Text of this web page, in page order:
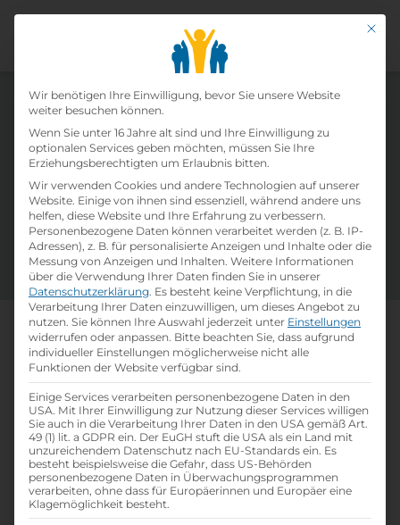
Offene Lehrstellen von Hotel Berghof
Täglich neue Lehrstelleninserate und eine
Vielzahl an verfügbaren Ausbildungsplätzen in
Österreich warten auf dich! Nutze unsere Filter
und Suchfelder um deine passsende Lehrstelle
zu finden. Viel Erfolg!
Mach, was dich wirklich
weiterbringt
Mit
Datenschutz-
Wir benötigen Ihre Einwilligung, bevor Sie unsere Website
weiter besuchen können.
Wenn Sie unter 16 Jahre alt sind und Ihre Einwilligung zu
optionalen Services geben möchten, müssen Sie Ihre
Erziehungsberechtigten um Erlaubnis bitten.
Wir verwenden Cookies und andere Technologien auf unserer
Website. Einige von ihnen sind essenziell, während andere uns
helfen, diese Website und Ihre Erfahrung zu verbessern.
Personenbezogene Daten können verarbeitet werden (z. B. IP-
Adressen), z. B. für personalisierte Anzeigen und Inhalte oder die
Messung von Anzeigen und Inhalten. Weitere Informationen
über die Verwendung Ihrer Daten finden Sie in unserer
Datenschutzerklärung. Es besteht keine Verpflichtung, in die
Verarbeitung Ihrer Daten einzuwilligen, um dieses Angebot zu
nutzen. Sie können Ihre Auswahl jederzeit unter Einstellungen
widerrufen oder anpassen. Bitte beachten Sie, dass aufgrund
individueller Einstellungen möglicherweise nicht alle
Funktionen der Website verfügbar sind.
Einige Services verarbeiten personenbezogene Daten in den
USA. Mit Ihrer Einwilligung zur Nutzung dieser Services willigen
Sie auch in die Verarbeitung Ihrer Daten in den USA gemäß Art.
49 (1) lit. a GDPR ein. Der EuGH stuft die USA als ein Land mit
unzureichendem Datenschutz nach EU-Standards ein. Es
besteht beispielsweise die Gefahr, dass US-Behörden
personenbezogene Daten in Überwachungsprogrammen
verarbeiten, ohne dass für Europäerinnen und Europäer eine
Klagemöglichkeit besteht.